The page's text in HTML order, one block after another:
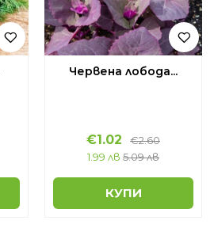
Червена лобода...
€1.02 €2.60
1.99 лв 5.09 лв
КУПИ